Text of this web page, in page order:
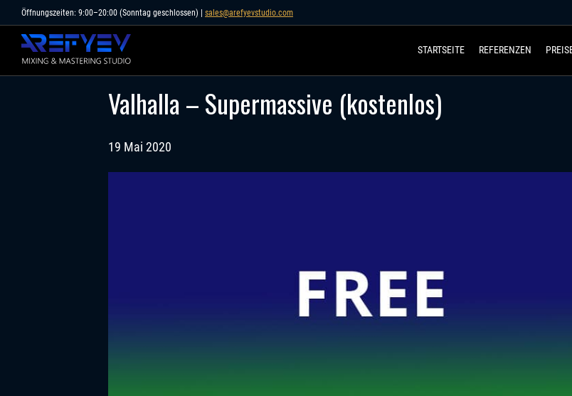
to
content
Öffnungszeiten: 9:00–20:00 (Sonntag geschlossen) | sales@arefyevstudio.com
STARTSEITE REFERENZEN
Valhalla – Supermassive (kostenlos)
19 Mai 2020